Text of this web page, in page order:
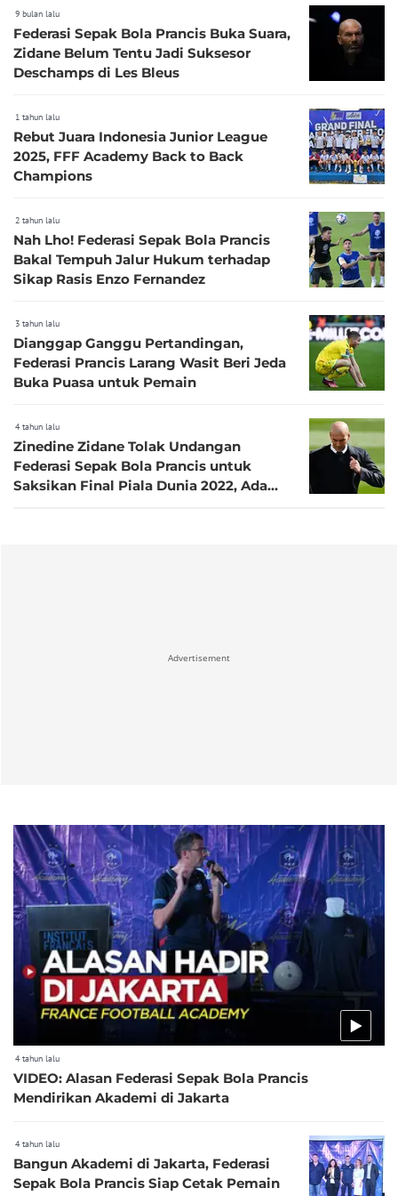
9 bulan lalu
Federasi Sepak Bola Prancis Buka Suara,
Zidane Belum Tentu Jadi Suksesor
Deschamps di Les Bleus
1 tahun lalu
Rebut Juara Indonesia Junior League
2025, FFF Academy Back to Back
Champions
2 tahun lalu
Nah Lho! Federasi Sepak Bola Prancis
Bakal Tempuh Jalur Hukum terhadap
Sikap Rasis Enzo Fernandez
3 tahun lalu
Dianggap Ganggu Pertandingan,
Federasi Prancis Larang Wasit Beri Jeda
Buka Puasa untuk Pemain
4 tahun lalu
Zinedine Zidane Tolak Undangan
Federasi Sepak Bola Prancis untuk
Saksikan Final Piala Dunia 2022, Ada
Advertisement
4 tahun lalu
VIDEO: Alasan Federasi Sepak Bola Prancis
Mendirikan Akademi di Jakarta
4 tahun lalu
Bangun Akademi di Jakarta, Federasi
Sepak Bola Prancis Siap Cetak Pemain